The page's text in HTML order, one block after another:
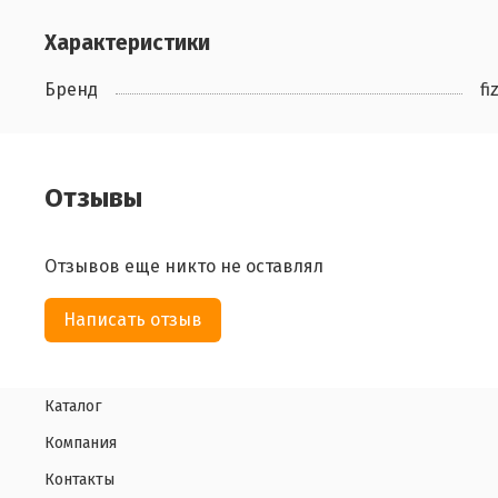
Характеристики
Бренд
Отзывы
Отзывов еще никто не оставлял
Написать отзыв
Каталог
Компания
Контакты